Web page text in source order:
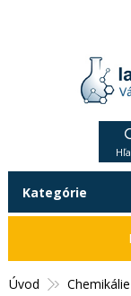
Úvod
Kategórie